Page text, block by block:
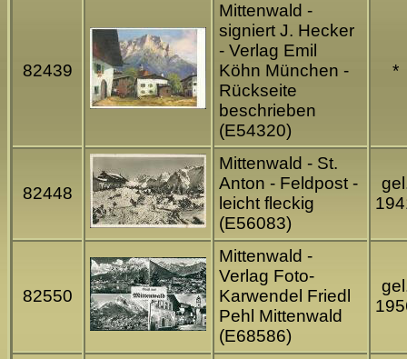
82439
Mittenwald -
signiert J. Hecker
- Verlag Emil
Köhn München -
Rückseite
beschrieben
(E54320)
*
82448
Mittenwald - St.
Anton - Feldpost -
leicht fleckig
(E56083)
82550
Mittenwald -
Verlag Foto-
Karwendel Friedl
Pehl Mittenwald
(E68586)